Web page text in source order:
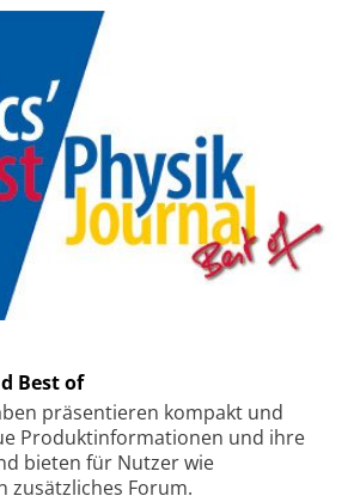
Best of
präsentieren kompakt und
Produkt­informationen und ihre
bieten für Nutzer wie
zusätzliches Forum.